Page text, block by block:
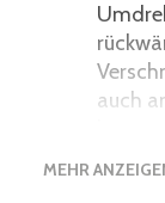
auch
MEHR